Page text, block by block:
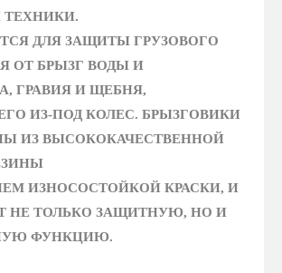
ДЛЯ ЗАЩИТЫ ГРУЗОВОГО
ОТ БРЫЗГ ВОДЫ И
ГРАВИЯ И ЩЕБНЯ,
ИЗ-ПОД КОЛЕС. БРЫЗГОВИКИ
ИЗ ВЫСОКОКАЧЕСТВЕННОЙ
ИЗНОСОСТОЙКОЙ КРАСКИ, И
НЕ ТОЛЬКО ЗАЩИТНУЮ, НО И
ФУНКЦИЮ.